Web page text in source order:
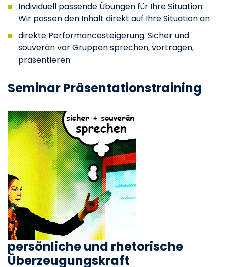
Individuell passende Übungen für Ihre Situation:
Wir passen den Inhalt direkt auf Ihre Situation an
direkte Performancesteigerung: Sicher und
souverän vor Gruppen sprechen, vortragen,
präsentieren
Seminar Präsentationstraining
persönliche und rhetorische
Überzeugungskraft